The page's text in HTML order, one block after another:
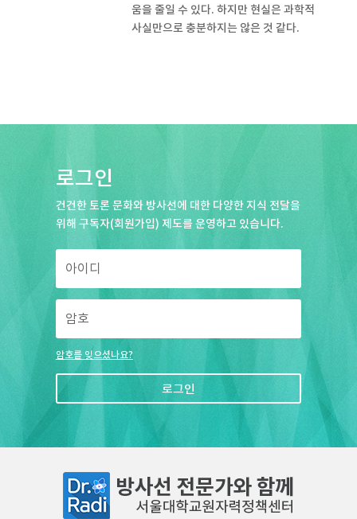
움을 줄일 수 있다. 하지만 현실은 과학적
사실만으로 충분하지는 않은 것 같다.
로그인
건건한 토론 문화와 방사선에 대한 다양한 지식 전달을
위해 구독자(회원가입) 제도를 운영하고 있습니다.
암호를 잊으셨나요?
로그인